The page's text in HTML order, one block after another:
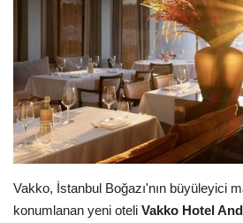
Lezzet Durakları
Röportajlar
Gezi - Yorum
Sizlerden Gelenler
Yorumlar
Vakko, İstanbul Boğazı'nın büyüleyici
konumlanan yeni oteli Vakko Hotel